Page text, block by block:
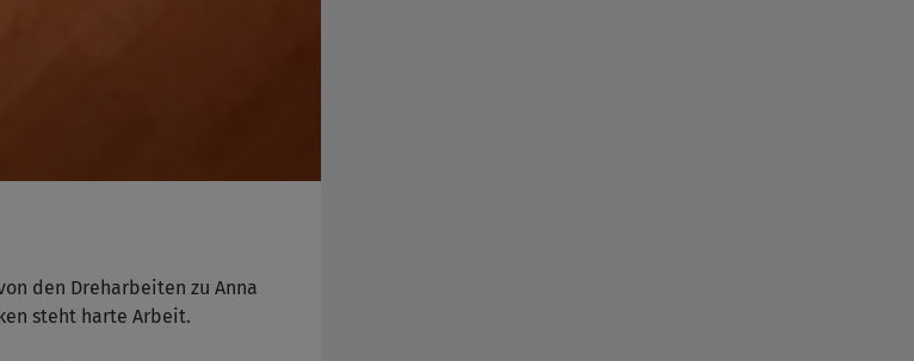
den Dreharbeiten zu Anna
steht harte Arbeit.